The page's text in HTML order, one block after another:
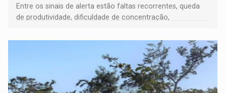
Entre os sinais de alerta estão faltas recorrentes, queda
de produtividade, dificuldade de concentração,